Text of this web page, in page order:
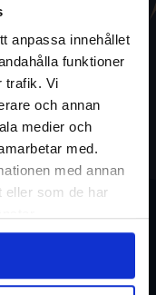
anpassa innehållet
funktioner
trafik. Vi
och annan
medier och
med.
med annan
eller som de har
res tryggt med